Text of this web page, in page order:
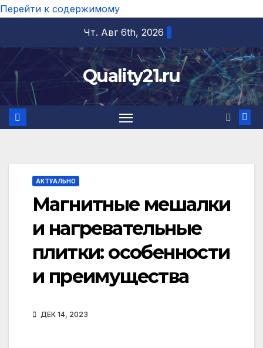
Перейти к содержимому
Чт. Авг 6th, 2026
Quality21.ru
АКТУАЛЬНО
Магнитные мешалки
и нагревательные
плитки: особенности
и преимущества
ДЕК 14, 2023